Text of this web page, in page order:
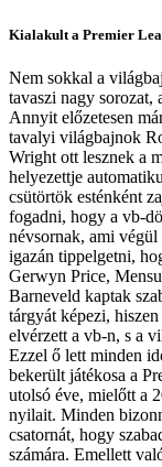
Kialakult a Premier
Nem sokkal a
tavaszi nagy sorozat,
Annyit előzetesen
tavalyi világbajnok
Wright ott lesznek a
helyezettje
csütörtök esténként
fogadni, hogy a vb-
névsornak, ami
igazán tippelgetni,
Gerwyn Price,
Barneveld kaptak
tárgyát képezi,
elvérzett a vb-n, s a
Ezzel ő lett minden
bekerült játékosa a
utolsó éve, mielőtt a
nyilait. Minden
csatornát, hogy
számára. Emellett